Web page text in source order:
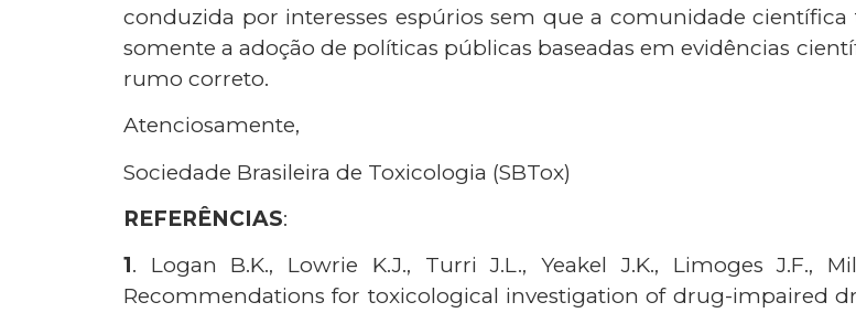
conduzida por interesses espúrios sem que a comunidade científica
somente a adoção de políticas públicas baseadas em evidências
rumo correto.
Atenciosamente,
Sociedade Brasileira de Toxicologia (SBTox)
REFERÊNCIAS:
1. Logan B.K., Lowrie K.J., Turri J.L., Yeakel J.K., Limoges J.F.,
Recommendations for toxicological investigation of drug-impaired